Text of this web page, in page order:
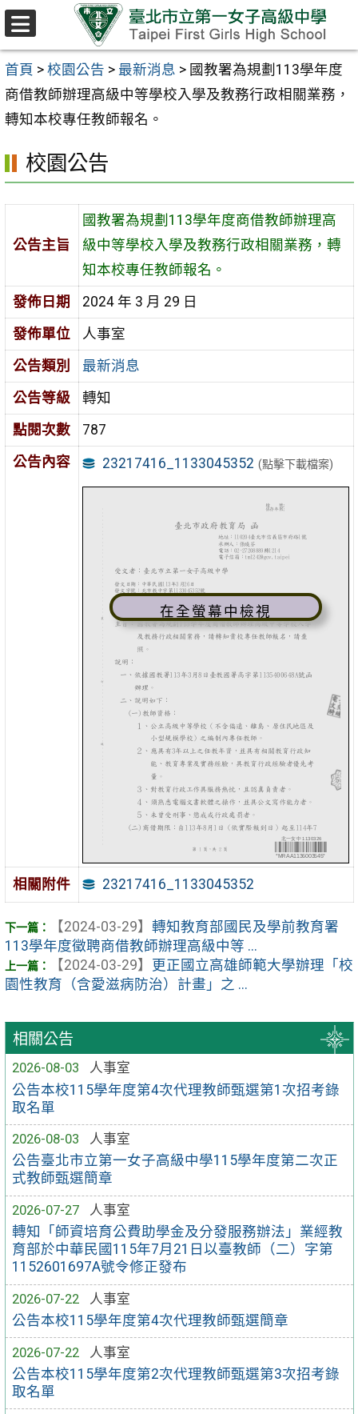
跳至主要內容區
首頁 > 校園公告 > 最新消息 > 國教署為規劃113學年度
商借教師辦理高級中等學校入學及教務行政相關業務，
轉知本校專任教師報名。
相關公告
2026-08-03
人事室
公告本校115學年度第4次代理教師甄選第1次招考錄
取名單
2026-08-03
人事室
公告臺北市立第一女子高級中學115學年度第二次正
式教師甄選簡章
2026-07-27
人事室
轉知「師資培育公費助學金及分發服務辦法」業經教
育部於中華民國115年7月21日以臺教師（二）字第
1152601697A號令修正發布
2026-07-22
人事室
公告本校115學年度第4次代理教師甄選簡章
2026-07-22
人事室
公告本校115學年度第2次代理教師甄選第3次招考錄
取名單
校園公告
公告主旨
國教署為規劃113學年度商借教師辦理高
級中等學校入學及教務行政相關業務，轉
知本校專任教師報名。
發佈日期
2024 年 3 月 29 日
發佈單位
人事室
公告類別
最新消息
公告等級
轉知
點閱次數
787
公告內容
23217416_1133045352 (點擊下載檔案)
在全螢幕中檢視
相關附件 23217416_1133045352
【2024-03-29】 轉知教育部國民及學前教育署
113學年度徵聘商借教師辦理高級中等 ...
【2024-03-29】 更正國立高雄師範大學辦理「校
園性教育（含愛滋病防治）計畫」之 ...
選
單